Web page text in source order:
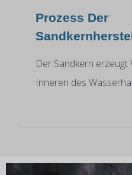
Prozess Der
Der Sandkern erzeugt
Inneren des